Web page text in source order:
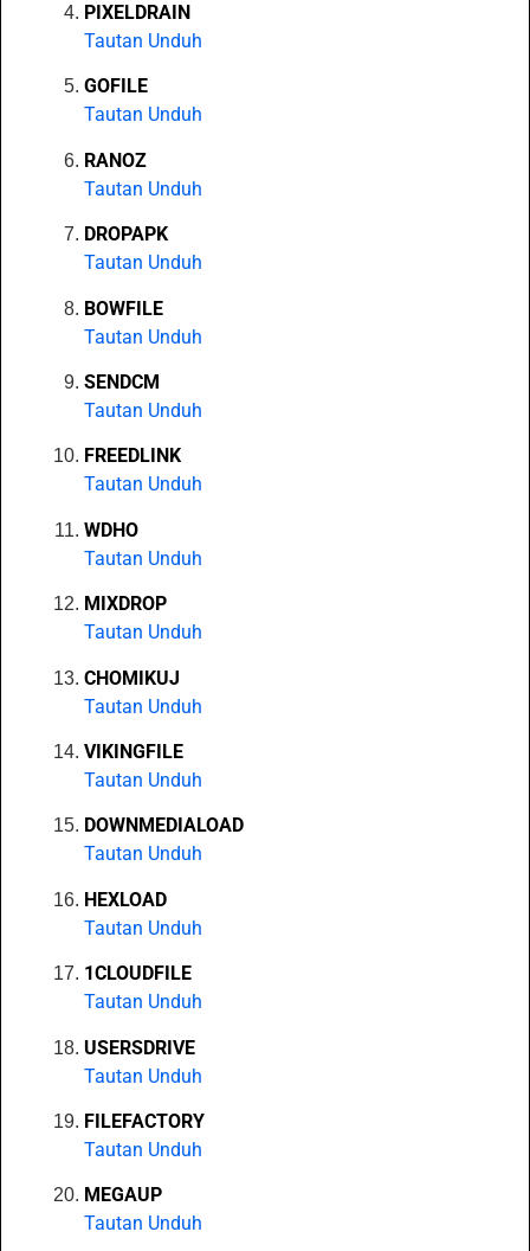
PIXELDRAIN
Tautan Unduh
GOFILE
Tautan Unduh
RANOZ
Tautan Unduh
DROPAPK
Tautan Unduh
BOWFILE
Tautan Unduh
SENDCM
Tautan Unduh
FREEDLINK
Tautan Unduh
WDHO
Tautan Unduh
MIXDROP
Tautan Unduh
CHOMIKUJ
Tautan Unduh
VIKINGFILE
Tautan Unduh
DOWNMEDIALOAD
Tautan Unduh
HEXLOAD
Tautan Unduh
1CLOUDFILE
Tautan Unduh
USERSDRIVE
Tautan Unduh
FILEFACTORY
Tautan Unduh
MEGAUP
Tautan Unduh